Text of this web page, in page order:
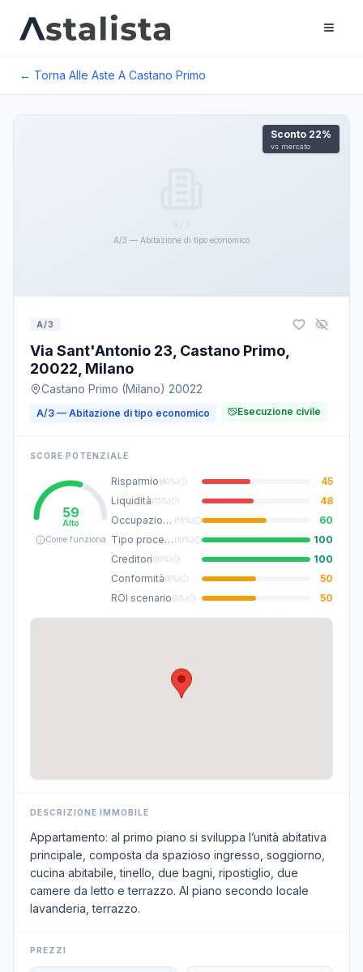
← Torna Alle Aste A Castano Primo
A/3 — Abitazione di tipo economico
Sconto 22%
vs mercato
A/3
Via Sant'Antonio 23, Castano Primo,
20022, Milano
Castano Primo (Milano) 20022
A/3 — Abitazione di tipo economico Esecuzione civile
SCORE POTENZIALE
59
Alto
Come funziona
Risparmio(40%)
45
Liquidità(15%)
48
Occupazione (15%)
60
Tipo procedura (10%)
100
Creditori(10%)
100
Conformità(5%)
50
ROI scenario(5%) 50
DESCRIZIONE IMMOBILE
Appartamento: al primo piano si sviluppa l’unità abitativa
principale, composta da spazioso ingresso, soggiorno,
cucina abitabile, tinello, due bagni, ripostiglio, due
camere da letto e terrazzo. Al piano secondo locale
lavanderia, terrazzo.
PREZZI